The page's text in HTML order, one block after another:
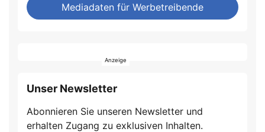
Mediadaten für Werbetreibende
Unser Newsletter
Abonnieren Sie unseren Newsletter und
erhalten Zugang zu exklusiven Inhalten.